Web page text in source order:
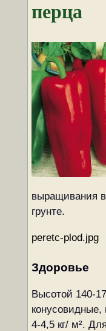
перца
выращивания
грунте.
peretc-plod.jpg
Здоровье
Высотой 140-
конусовидные,
4-4,5 кг/ м².